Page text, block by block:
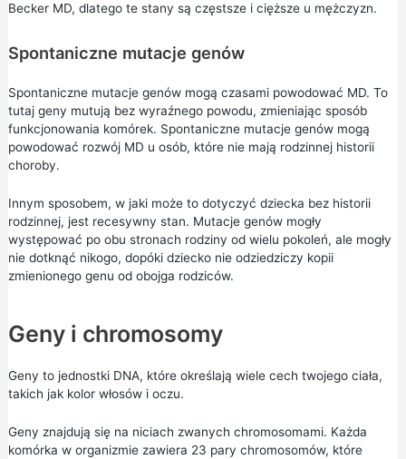
Becker MD, dlatego te stany są częstsze i cięższe u mężczyzn.
Spontaniczne mutacje genów
Spontaniczne mutacje genów mogą czasami powodować MD. To
tutaj geny mutują bez wyraźnego powodu, zmieniając sposób
funkcjonowania komórek. Spontaniczne mutacje genów mogą
powodować rozwój MD u osób, które nie mają rodzinnej historii
choroby.
Innym sposobem, w jaki może to dotyczyć dziecka bez historii
rodzinnej, jest recesywny stan. Mutacje genów mogły
występować po obu stronach rodziny od wielu pokoleń, ale mogły
nie dotknąć nikogo, dopóki dziecko nie odziedziczy kopii
zmienionego genu od obojga rodziców.
Geny i chromosomy
Geny to jednostki DNA, które określają wiele cech twojego ciała,
takich jak kolor włosów i oczu.
Geny znajdują się na niciach zwanych chromosomami. Każda
komórka w organizmie zawiera 23 pary chromosomów, które